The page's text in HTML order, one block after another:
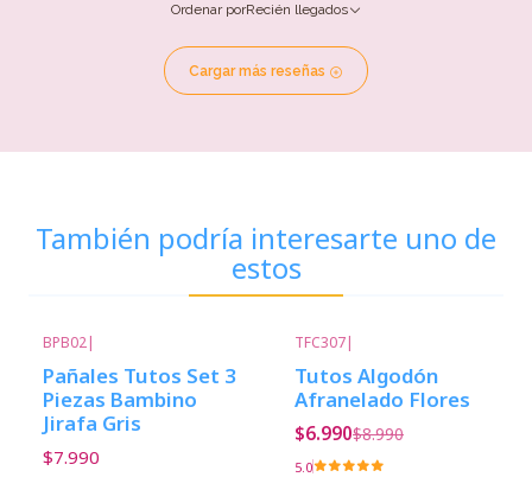
Ordenar porRecién llegados
Cargar más reseñas
También podría interesarte uno de
estos
BPB02|
Pañales Tutos Set 3
Piezas Bambino
Jirafa Gris
$7.990
TFC307|
Tutos Algodón
Afranelado Flores
$6.990$8.990
5.0